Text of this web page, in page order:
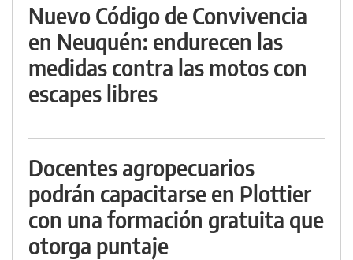
Nuevo Código de Convivencia
en Neuquén: endurecen las
medidas contra las motos con
escapes libres
Docentes agropecuarios
podrán capacitarse en Plottier
con una formación gratuita que
otorga puntaje